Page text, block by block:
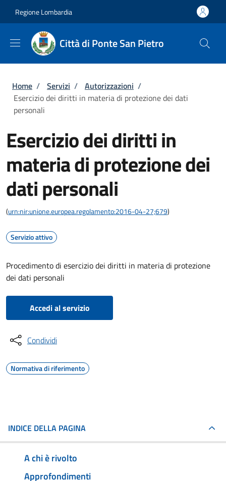
Regione Lombardia
Città di Ponte San Pietro
Briciole di pane
Home / Servizi / Autorizzazioni /
Esercizio dei diritti in materia di protezione dei dati
personali
Esercizio dei diritti in
materia di protezione dei
dati personali
(urn:nir:unione.europea.regolamento:2016-04-27;679)
Servizio attivo
Procedimento di esercizio dei diritti in materia di protezione
dei dati personali
Accedi al servizio
Condividi
Normativa di riferimento
INDICE DELLA PAGINA
A chi è rivolto
Approfondimenti